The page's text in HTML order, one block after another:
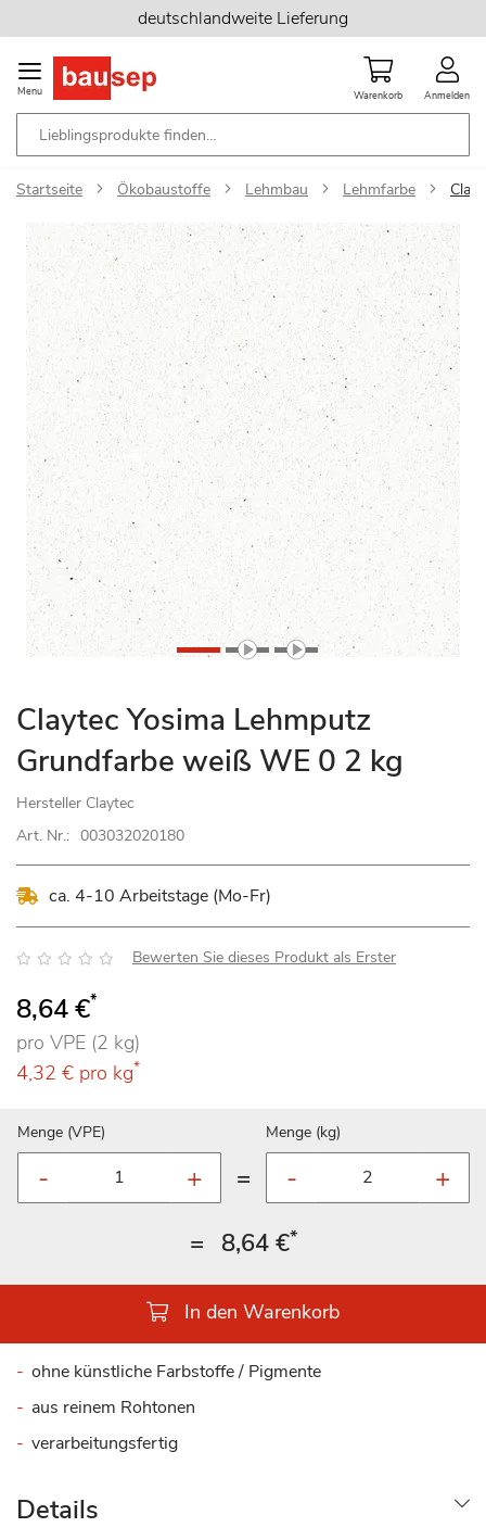
Inhalt
springen
deutschlandweite Lieferung
Menu Warenkorb Anmelden
Startseite Ökobaustoffe Lehmbau Lehmfarbe
Ende
der
Bildgalerie
Zum
Anfang
der
springen
Claytec Yosima Lehmputz
Grundfarbe weiß WE 0 2 kg
Hersteller Claytec
Art. Nr.: 003032020180
ca. 4-10 Arbeitstage (Mo-Fr)
Bewertung: Bewerten Sie dieses Produkt als Erster
8,64 €*
pro VPE (2 kg)
4,32 € pro kg*
Menge (VPE)
=
Menge (kg)
= 8,64 €*
In den Warenkorb
ohne künstliche Farbstoffe / Pigmente
aus reinem Rohtonen
verarbeitungsfertig
Details